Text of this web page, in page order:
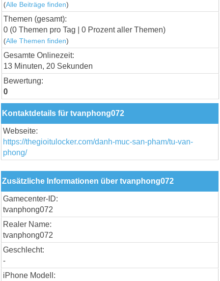
(Alle Beiträge finden)
Themen (gesamt):
0 (0 Themen pro Tag | 0 Prozent aller Themen)
(Alle Themen finden)
Gesamte Onlinezeit:
13 Minuten, 20 Sekunden
Bewertung:
0
Kontaktdetails für tvanphong072
Webseite:
https://thegioitulocker.com/danh-muc-san-pham/tu-van-
phong/
Zusätzliche Informationen über tvanphong072
Gamecenter-ID:
tvanphong072
Realer Name:
tvanphong072
Geschlecht:
-
iPhone Modell: